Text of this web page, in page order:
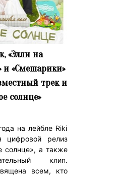
«Элли на
и «Смешарики»
трек и
солнце»
на лейбле Riki
цифровой релиз
солнце», а также
клип.
всем, кто